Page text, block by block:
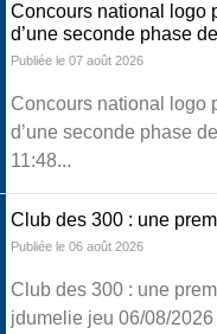
Concours national logo
d’une seconde phase
Publiée le 07 août 2026
Concours national logo
d’une seconde phase
11:48...
Club des 300 : une
Publiée le 06 août 2026
Club des 300 : une
jdumelie jeu 06/08/2026